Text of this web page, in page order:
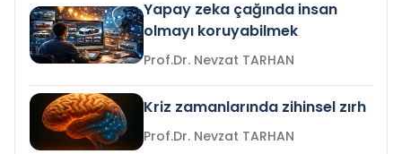
Yapay zeka çağında insan
olmayı koruyabilmek
Prof.Dr. Nevzat TARHAN
Kriz zamanlarında zihinsel zırh
Prof.Dr. Nevzat TARHAN